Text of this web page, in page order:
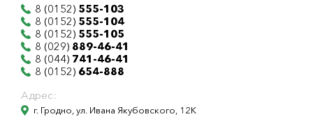
8 (0152) 555-103
8 (0152) 555-104
8 (0152) 555-105
8 (029) 889-46-41
8 (044) 741-46-41
8 (0152) 654-888
Адрес:
г. Гродно, ул. Ивана Якубовского, 12К